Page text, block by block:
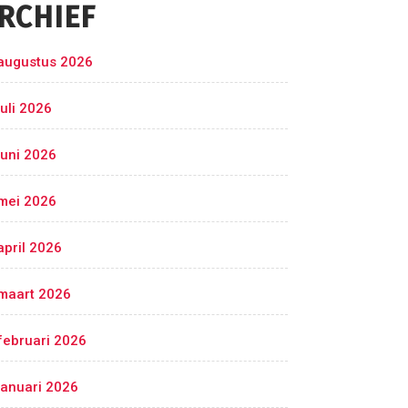
2026
2026
2026
2026
2026
2026
2026
2026